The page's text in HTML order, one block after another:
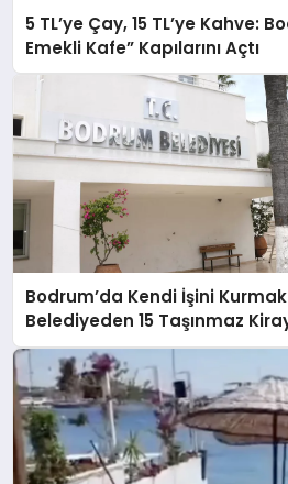
5 TL’ye Çay, 15 TL’ye Kahve:
Emekli Kafe” Kapılarını Açtı
Bodrum’da Kendi İşini
Belediyeden 15 Taşınmaz